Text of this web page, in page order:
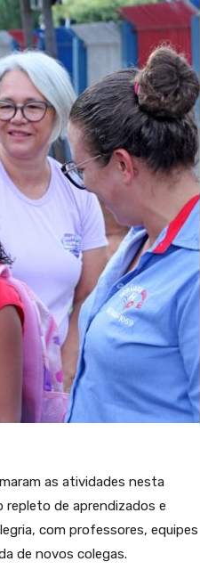
as atividades nesta
repleto de aprendizados e
com professores, equipes
de novos colegas.